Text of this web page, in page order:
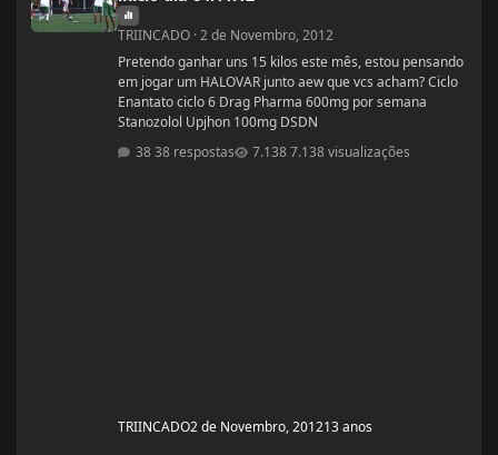
TRIINCADO ·2 de Novembro, 2012
Pretendo ganhar uns 15 kilos este mês, estou pensando
em jogar um HALOVAR junto aew que vcs acham? Ciclo
Enantato ciclo 6 Drag Pharma 600mg por semana
Stanozolol Upjhon 100mg DSDN
38 respostas
7.138 visualizações
TRIINCADO2 de Novembro, 201213 anos